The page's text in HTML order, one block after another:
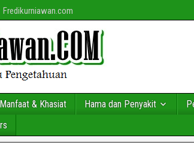
Fredikurniawan.com
Manfaat & Khasiat Hama dan Penyakit